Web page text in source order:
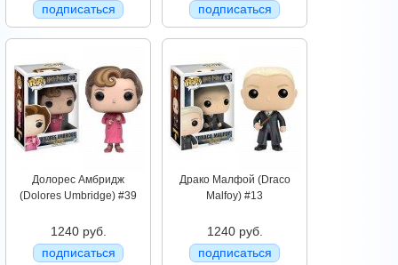
подписаться
подписаться
Долорес Амбридж
(Dolores Umbridge) #39
1240 руб.
подписаться
Драко Малфой (Draco
Malfoy) #13
1240 руб.
подписаться